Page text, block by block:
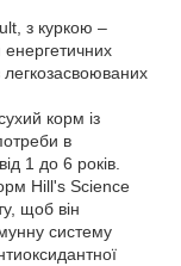
з куркою –
легкозасвоюваних
корм із
в
1 до 6 років.
Hill's Science
щоб він
систему